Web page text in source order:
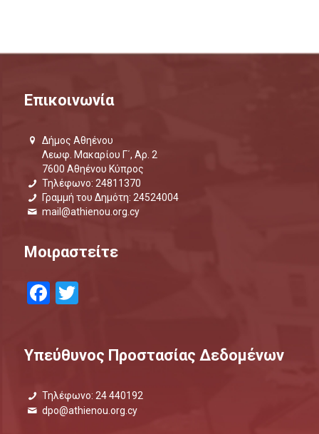
Επικοινωνία
Δήμος Αθηένου
Λεωφ. Μακαρίου Γ΄, Αρ. 2
7600 Αθηένου Κύπρος
Τηλέφωνο: 24811370
Γραμμή του Δημότη: 24524004
mail@athienou.org.cy
Μοιραστείτε
Facebook
Twitter
Υπεύθυνος Προστασίας Δεδομένων
Τηλέφωνο: 24 440192
dpo@athienou.org.cy